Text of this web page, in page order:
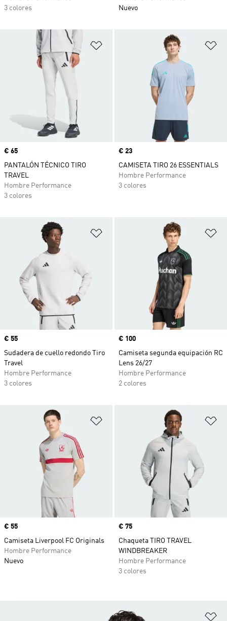
3 colores
Nuevo
Añadir a la lista de deseos
Precio
€ 65
PANTALÓN TÉCNICO TIRO
TRAVEL
Hombre Performance
3 colores
Precio
€ 23
CAMISETA TIRO 26 ESSENTIALS
Hombre Performance
3 colores
Añadir a la lista de deseos
Precio
€ 55
Sudadera de cuello redondo Tiro
Travel
Hombre Performance
3 colores
Precio
€ 100
Camiseta segunda equipación RC
Lens 26/27
Hombre Performance
2 colores
Añadir a la lista de deseos
Precio
€ 55
Camiseta Liverpool FC Originals
Hombre Performance
Nuevo
Precio
€ 75
Chaqueta TIRO TRAVEL
WINDBREAKER
Hombre Performance
3 colores